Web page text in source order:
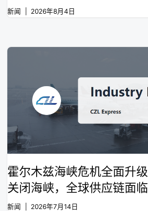
新闻 2026年8月4日
霍尔木兹海峡危机全面升
关闭海峡，全球供应链面
新闻 2026年7月14日